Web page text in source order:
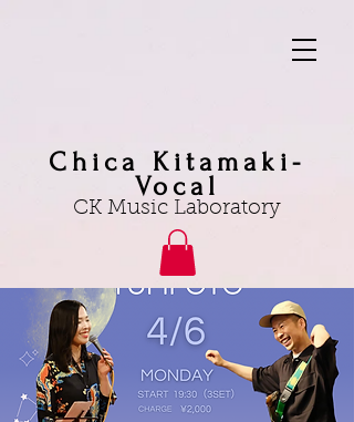
Chica Kitamaki-
Vocal
CK Music Laboratory